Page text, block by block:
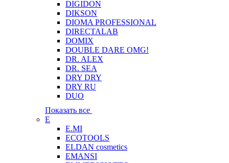
DIGIDON
DIKSON
DIOMA PROFESSIONAL
DIRECTALAB
DOMIX
DOUBLE DARE OMG!
DR. ALEX
DR. SEA
DRY DRY
DRY RU
DUO
Показать все
E
E.MI
ECOTOOLS
ELDAN cosmetics
EMANSI